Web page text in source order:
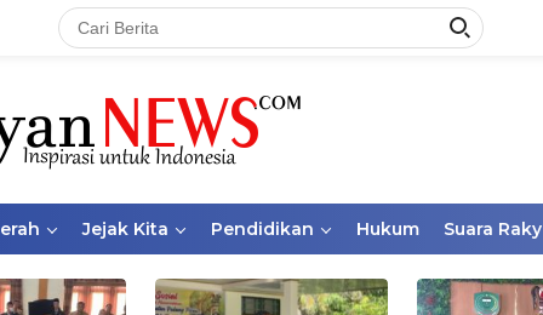
Jejak Kita Pendidikan Hukum Suara